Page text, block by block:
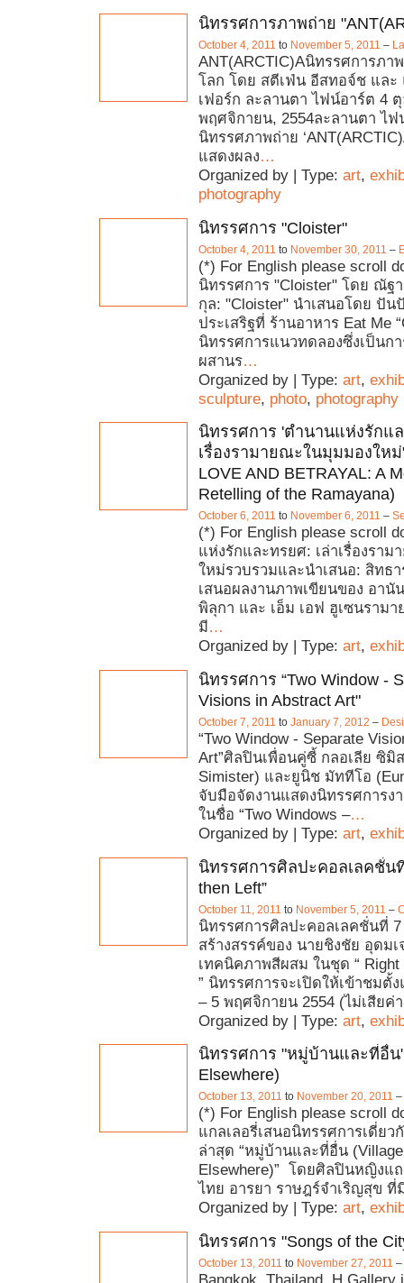
นิทรรศการภาพถ่าย
October 4, 2011 to November 5, 2011 –
ANT(ARCTIC)Aนิทรรศการภา
โลก โดย สตีเฟ่น อีสทอจ์ช และ
เฟอร์ก ละลานตา ไฟน์อาร์ต 4
พฤศจิกายน, 2554ละลานตา ไฟ
นิทรรศภาพถ่าย
แสดงผลง…
Organized by | Type: art,
photography
นิทรรศการ "Cloister"
October 4, 2011 to November 30, 2011 –
(*) For English please scroll
นิทรรศการ "Cloister" โดย ณัฐ
กุล: "Cloister" นำเสนอโดย ปัน
ประเสริฐที่ ร้านอาหาร Eat Me
นิทรรศการแนวทดลองซึ่งเป็นก
ผสานร…
Organized by | Type: art,
sculpture, photo, photography
นิทรรศการ 'ตำนานแห่งรักแ
เรื่องรามายณะในมุมมองใหม่
LOVE AND BETRAYAL: A
Retelling of the Ramayana)
October 6, 2011 to November 6, 2011 –
(*) For English please scroll
แห่งรักและทรยศ: เล่าเรื่องรา
ใหม่รวบรวมและนำเสนอ: สิทธ
เสนอผลงานภาพเขียนของ อา
พิลุกา และ เอ็ม เอฟ ฮูเซนราม
มี…
Organized by | Type: art,
นิทรรศการ “Two Window -
Visions in Abstract Art"
October 7, 2011 to January 7, 2012 –
“Two Window - Separate
Art”ศิลปินเพื่อนคู่ซี้ กลอเลีย ซิมิ
Simister) และยูนิช มัททีโอ
จับมือจัดงานแสดงนิทรรศการง
ในชื่อ “Two Windows –…
Organized by | Type: art,
นิทรรศการศิลปะคอลเลคชั่นที่
then Left”
October 11, 2011 to November 5, 2011 –
นิทรรศการศิลปะคอลเลคชั่นที่ 7
สร้างสรรค์ของ นายชิงชัย อุดม
เทคนิคภาพสีผสม ในชุด “ Right
” นิทรรศการจะเปิดให้เข้าชมตั้
– 5 พฤศจิกายน 2554 (ไม่เสียค่
Organized by | Type: art,
นิทรรศการ "หมู่บ้านและที่อื่น
Elsewhere)
October 13, 2011 to November 20, 2011 –
(*) For English please scroll
แกลเลอรี่เสนอนิทรรศการเดี่ยว
ล่าสุด “หมู่บ้านและที่อื่น
Elsewhere)” โดยศิลปินหญิงแ
ไทย อารยา ราษฎร์จำเริญสุข ที่
Organized by | Type: art,
นิทรรศการ "Songs of the
October 13, 2011 to November 27, 2011 –
Bangkok, Thailand. H Gallery